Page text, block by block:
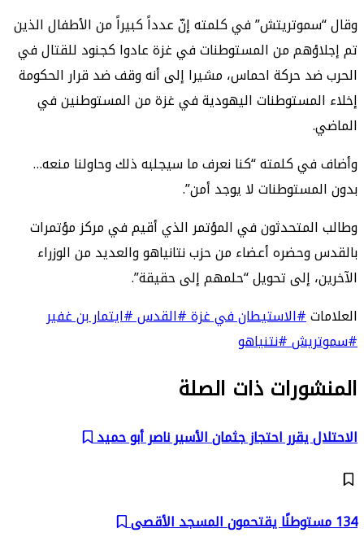
وقال “سموتريتش” في كلمته إنّ عدداً كبيراً من الأطفال الذين
تم إجلاؤهم من المستوطنات في غزة عادوا كجنود للقتال في
الحرب ضد حركة احماس، مشيرا إلى أنه وقف ضد قرار الحكومة
إخلاء المستوطنات اليهودية في غزة من المستوطنين في
الماضي.
وأضاف في كلمته “كنا نعرف ما سيجلبه ذلك وحاولنا منعه…
بدون المستوطنات لا يوجد أمن”.
وطالب المتحدثون في المؤتمر الذي أقيم في مركز مؤتمرات
بالقدس وحضره أعضاء من حزب نتانياهو والعديد من الوزراء
الآخرين، إلى تحويل “حلمهم إلى حقيقة”.
العلامات#الاستيطان في غزة#القدس#ايتمار بن غفير
#سموتريش#نتنياهو
المنشورات ذات الصلة
الاحتلال يقرر احتجاز جثمان الأسير ناصر أبو حميد
134 مستوطنًا يقتحمون المسجد الأقصى